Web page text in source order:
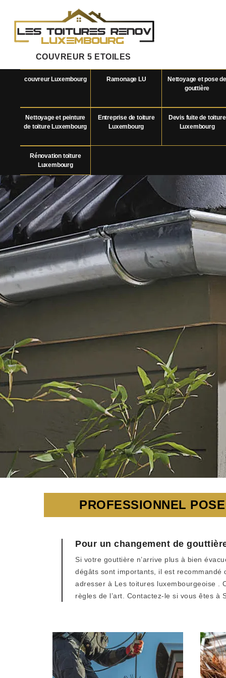
COUVREUR 5 ETOILES
couvreur Luxembourg Ramonage LU
Nettoyage et pose de
gouttière
Nettoyage et peinture
de toiture Luxembourg
Entreprise de toiture
Luxembourg
Devis fuite de toiture
Luxembourg
Rénovation toiture
Luxembourg
PROFESSIONNEL
Pour un changement de
Si votre gouttière n’arrive plus à bien
dégâts sont importants, il est
adresser à Les toitures luxembourgeoise .
règles de l’art. Contactez-le si vous êtes à